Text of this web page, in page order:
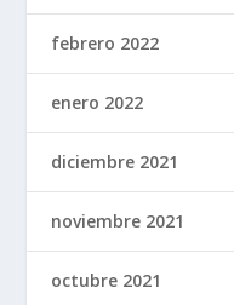
febrero 2022
enero 2022
diciembre 2021
noviembre 2021
octubre 2021